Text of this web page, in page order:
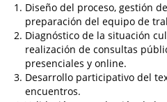
Diseño del proceso, gestión
preparación del equipo de
Diagnóstico de la situación
realización de consultas
presenciales y online.
Desarrollo participativo del
encuentros.